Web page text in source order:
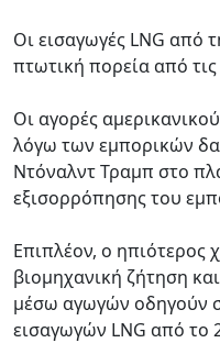
Οι εισαγωγές LNG από
πτωτική πορεία από
Οι αγορές
λόγω των εμπορικών
Ντόναλντ Τραμπ στο
εξισορρόπησης του
Επιπλέον, ο ηπιότερος
βιομηχανική ζήτηση
μέσω αγωγών οδηγούν
εισαγωγών LNG από το